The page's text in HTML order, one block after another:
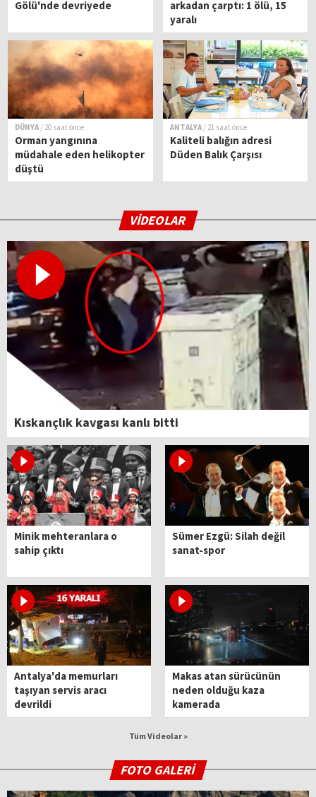
Gölü'nde devriyede
arkadan çarptı: 1 ölü, 15
yaralı
DÜNYA / 20 saat önce
Orman yangınına
müdahale eden helikopter
düştü
ANTALYA / 21 saat önce
Kaliteli balığın adresi
Düden Balık Çarşısı
VİDEOLAR
Kıskançlık kavgası kanlı bitti
Minik mehteranlara o
sahip çıktı
Sümer Ezgü: Silah değil
sanat-spor
Antalya'da memurları
taşıyan servis aracı
devrildi
Makas atan sürücünün
neden olduğu kaza
kamerada
Tüm Videolar »
FOTO GALERİ